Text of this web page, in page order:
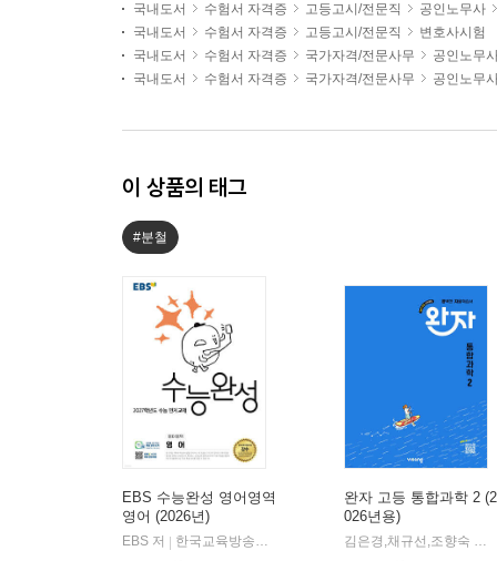
국내도서
수험서 자격증 고등고시/전문직
공인노무사
국내도서
수험서 자격증 고등고시/전문직
변호사시험
국내도서
수험서 자격증 국가자격/전문사무
공인노무
국내도서
수험서 자격증 국가자격/전문사무 공인노무
이 상품의 태그
#분철
EBS 수능완성 영어영역
영어 (2026년)
EBS 저
한국교육방송공사
완자 고등 통합과학 2 (2
026년용)
김은경,채규선,조향숙 등저